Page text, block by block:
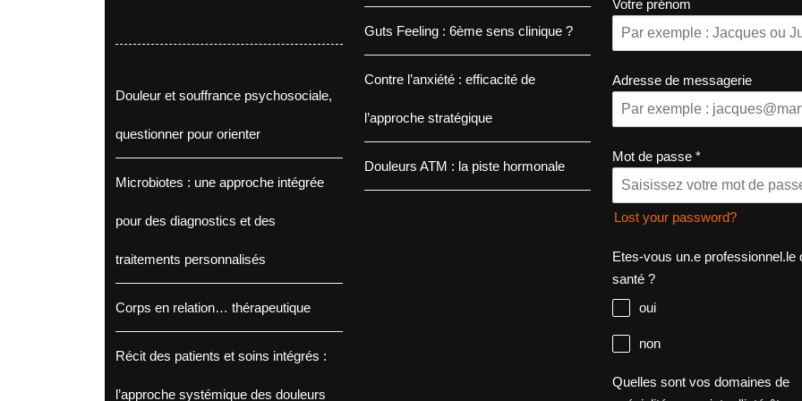
Douleur et souffrance psychosociale,
questionner pour orienter
Microbiotes : une approche intégrée
pour des diagnostics et des
traitements personnalisés
Corps en relation… thérapeutique
Récit des patients et soins intégrés :
l’approche systémique des douleurs
Guts Feeling : 6ème sens clinique ?
Contre l’anxiété : efficacité de
l’approche stratégique
Douleurs ATM : la piste hormonale
Votre prénom
Adresse de messagerie
Mot de passe *
Lost your password?
Etes-vous un.e professionnel.le
santé ?
oui
non
Quelles sont vos domaines de